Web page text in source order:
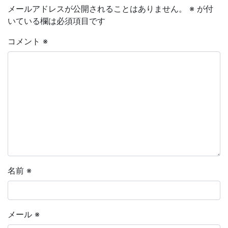
メールアドレスが公開されることはありません。 ※ が付
いている欄は必須項目です
コメント ※
名前 ※
メール ※